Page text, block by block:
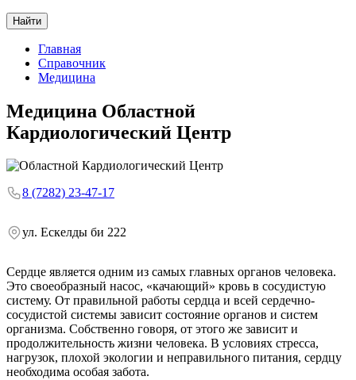
Найти
Главная
Справочник
Медицина
Медицина Областной
Кардиологический Центр
8 (7282) 23-47-17
ул. Ескелды би 222
Сердце является одним из самых главных органов человека.
Это своеобразный насос, «качающий» кровь в сосудистую
систему. От правильной работы сердца и всей сердечно-
сосудистой системы зависит состояние органов и систем
организма. Собственно говоря, от этого же зависит и
продолжительность жизни человека. В условиях стресса,
нагрузок, плохой экологии и неправильного питания, сердцу
необходима особая забота.